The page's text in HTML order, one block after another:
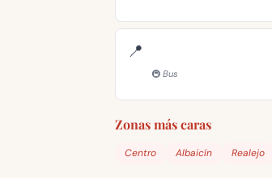
📍
🚇 Bus
Zonas más caras
Centro Albaicín Realejo